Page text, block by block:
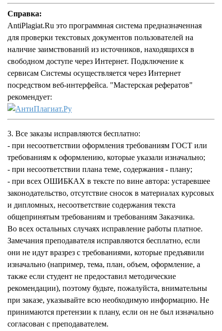
Справка:
AntiPlagiat.Ru это программная система предназначенная
для проверки текстовых документов пользователей на
наличие заимствований из источников, находящихся в
свободном доступе через Интернет. Подключение к
сервисам Системы осуществляется через Интернет
посредством веб-интерфейса. "Мастерская рефератов"
рекомендует:
3. Все заказы исправляются бесплатно:
- при несоответствии оформления требованиям ГОСТ или
требованиям к оформлению, которые указали изначально;
- при несоответствии плана теме, содержания - плану;
- при всех ОШИБКАХ в тексте по вине автора: устаревшее
законодательство, отсутствие сносок в материалах курсовых
и дипломных, несоответствие содержания текста
общепринятым требованиям и требованиям Заказчика.
Во всех остальных случаях исправление работы платное.
Замечания преподавателя исправляются бесплатно, если
они не идут вразрез с требованиями, которые предъявили
изначально (например, тема, план, объем, оформление, а
также если студент не предоставил методические
рекомендации), поэтому будьте, пожалуйста, внимательны
при заказе, указывайте всю необходимую информацию. Не
принимаются претензии к плану, если он не был изначально
согласован с преподавателем.